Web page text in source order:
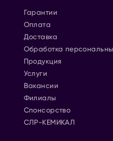
Гарантии
Оплата
Доставка
Обработка
Продукция
Услуги
Вакансии
Филиалы
Спонсорство
СЛР-КЕМИКАЛ